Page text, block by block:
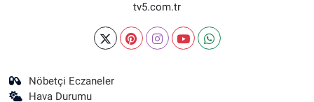
tv5.com.tr
Nöbetçi Eczaneler
Hava Durumu